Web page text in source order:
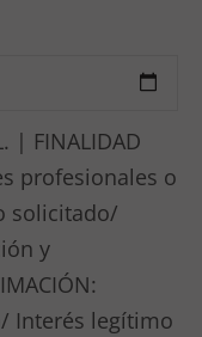
| FINALIDAD
profesionales o
solicitado/
y
Interés legítimo